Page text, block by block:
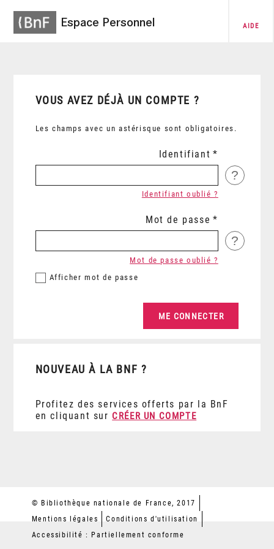
Espace Personnel AIDE
VOUS AVEZ DÉJÀ UN COMPTE ?
Les champs avec un astérisque sont obligatoires.
Identifiant
?
Identifiant oublié ?
Mot de passe
?
Afficher mot de passe
Mot de passe oublié ?
NOUVEAU À LA BNF ?
Profitez des services offerts par la BnF
en cliquant sur CRÉER UN COMPTE
© Bibliothèque nationale de France, 2017
Mentions légales
Conditions d'utilisation
Accessibilité : Partiellement conforme